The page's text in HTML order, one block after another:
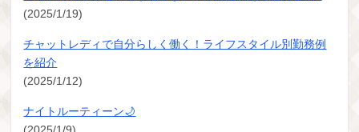
(2025/1/19)
チャットレディで自分らしく働く！ライフスタイル別勤務例
を紹介
(2025/1/12)
ナイトルーティーン🌙